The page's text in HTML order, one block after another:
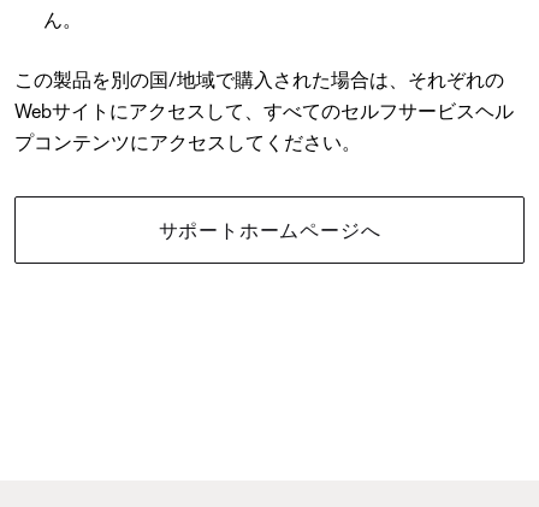
ん。
この製品を別の国/地域で購入された場合は、それぞれの
Webサイトにアクセスして、すべてのセルフサービスヘル
プコンテンツにアクセスしてください。
サポートホームページへ